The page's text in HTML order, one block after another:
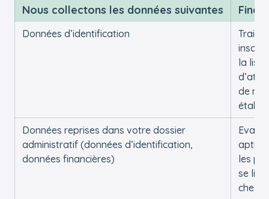
Nous collectons les données suivantes
Données d’identification
la liste
de nos
Données reprises dans votre dossier
administratif (données d’identification,
données financières)
les
se
chez